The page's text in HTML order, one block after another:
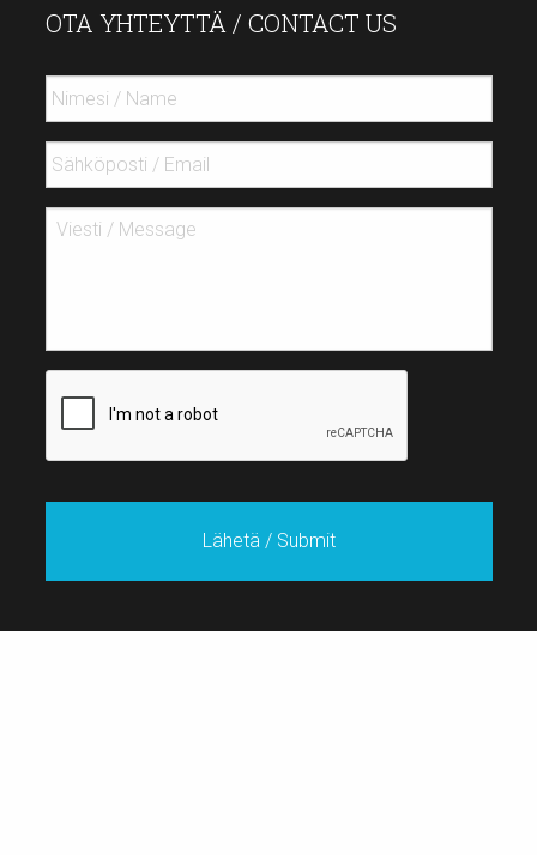
OTA YHTEYTTÄ / CONTACT US